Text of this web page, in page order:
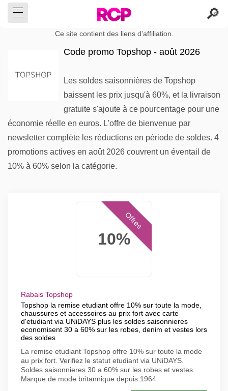
Ce site contient des liens d'affiliation.
Code promo Topshop - août 2026
Les soldes saisonnières de Topshop
baissent les prix jusqu'à 60%, et la livraison
gratuite s'ajoute à ce pourcentage pour une
économie réelle en euros. L'offre de bienvenue par
newsletter complète les réductions en période de soldes. 4
promotions actives en août 2026 couvrent un éventail de
10% à 60% selon la catégorie.
10%
Offres
Rabais Topshop
Topshop la remise etudiant offre 10% sur toute la mode,
chaussures et accessoires au prix fort avec carte
d'etudiant via UNiDAYS plus les soldes saisonnieres
economisent 30 a 60% sur les robes, denim et vestes lors
des soldes
La remise etudiant Topshop offre 10% sur toute la mode
au prix fort. Verifiez le statut etudiant via UNiDAYS.
Soldes saisonnieres 30 a 60% sur les robes et vestes.
Marque de mode britannique depuis 1964